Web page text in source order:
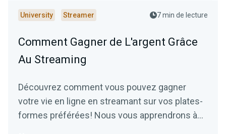
University Streamer 7 min de lecture
Comment Gagner de L'argent Grâce
Au Streaming
Découvrez comment vous pouvez gagner
votre vie en ligne en streamant sur vos plates-
formes préférées! Nous vous apprendrons à